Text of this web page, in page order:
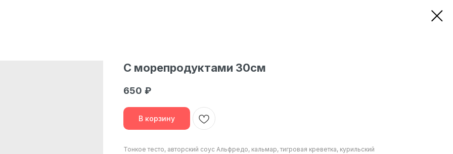
С морепродуктами 30см
650 ₽
В корзину
Тонкое тесто, авторский соус Альфредо, кальмар, тигровая креветка, курильский